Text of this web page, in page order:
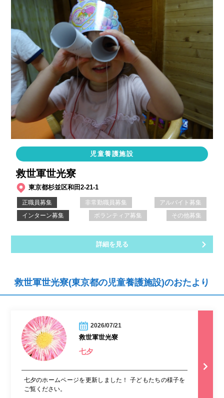
児童養護施設
救世軍世光寮
東京都杉並区和田2-21-1
正職員募集 非常勤職員募集
アルバイト募集
インターン募集
ボランティア募集 その他募集
詳細を見る
救世軍世光寮(東京都の児童養護施設)のおたより
2026/07/21
救世軍世光寮
七夕
七夕のホームページを更新しました！ 子どもたちの様子を
ご覧ください。